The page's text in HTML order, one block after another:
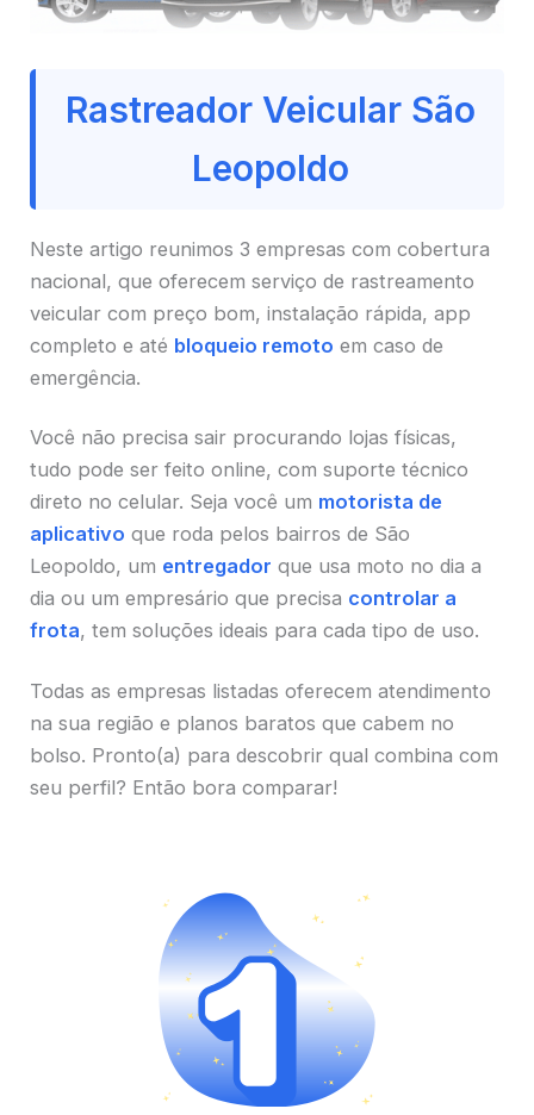
Rastreador Veicular São
Leopoldo
Neste artigo reunimos 3 empresas com cobertura
nacional, que oferecem serviço de rastreamento
veicular com preço bom, instalação rápida, app
completo e até bloqueio remoto em caso de
emergência.
Você não precisa sair procurando lojas físicas,
tudo pode ser feito online, com suporte técnico
direto no celular. Seja você um motorista de
aplicativo que roda pelos bairros de São
Leopoldo, um entregador que usa moto no dia a
dia ou um empresário que precisa controlar a
frota, tem soluções ideais para cada tipo de uso.
Todas as empresas listadas oferecem atendimento
na sua região e planos baratos que cabem no
bolso. Pronto(a) para descobrir qual combina com
seu perfil? Então bora comparar!